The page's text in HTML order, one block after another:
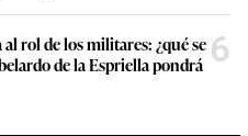
rol de los militares: ¿qué se
de la Espriella pondrá 6